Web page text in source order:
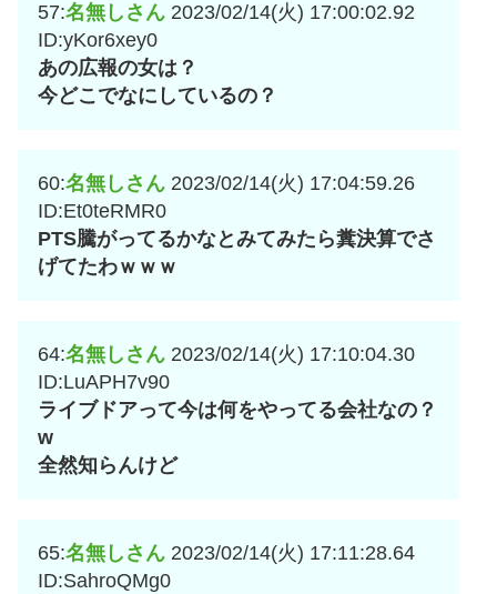
57:名無しさん 2023/02/14(火) 17:00:02.92
ID:yKor6xey0
あの広報の女は？
今どこでなにしているの？
60:名無しさん 2023/02/14(火) 17:04:59.26
ID:Et0teRMR0
PTS騰がってるかなとみてみたら糞決算でさ
げてたわｗｗｗ
64:名無しさん 2023/02/14(火) 17:10:04.30
ID:LuAPH7v90
ライブドアって今は何をやってる会社なの？
w
全然知らんけど
65:名無しさん 2023/02/14(火) 17:11:28.64
ID:SahroQMg0